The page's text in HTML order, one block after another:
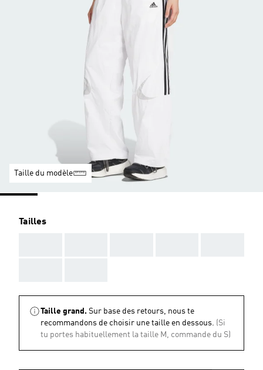
Taille du modèle
Tailles
Taille grand. Sur base des retours, nous te
recommandons de choisir une taille en dessous. (Si
tu portes habituellement la taille M, commande du S)